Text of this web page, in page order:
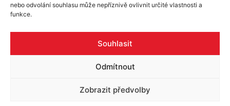
nebo odvolání souhlasu může nepříznivě ovlivnit určité vlastnosti a
funkce.
Souhlasit
Odmítnout
Zobrazit předvolby
Pracovní příležitosti
Kontakty
©2026 - Alu-as.cz